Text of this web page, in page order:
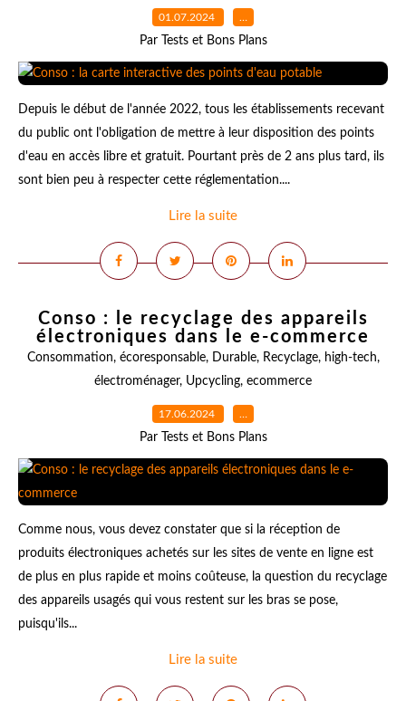
01.07.2024 …
Par Tests et Bons Plans
Depuis le début de l'année 2022, tous les établissements recevant
du public ont l'obligation de mettre à leur disposition des points
d'eau en accès libre et gratuit. Pourtant près de 2 ans plus tard, ils
sont bien peu à respecter cette réglementation....
Lire la suite
Conso : le recyclage des appareils
électroniques dans le e-commerce
Consommation, écoresponsable, Durable, Recyclage, high-tech,
électroménager, Upcycling, ecommerce
17.06.2024 …
Par Tests et Bons Plans
Comme nous, vous devez constater que si la réception de
produits électroniques achetés sur les sites de vente en ligne est
de plus en plus rapide et moins coûteuse, la question du recyclage
des appareils usagés qui vous restent sur les bras se pose,
puisqu'ils...
Lire la suite